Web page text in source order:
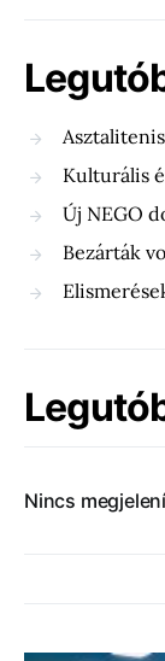
Kulturális
Új NEGO
Bezárták
Nincs